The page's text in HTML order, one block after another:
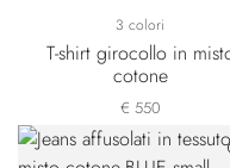
3 colori
T-shirt girocollo in
cotone
€ 550